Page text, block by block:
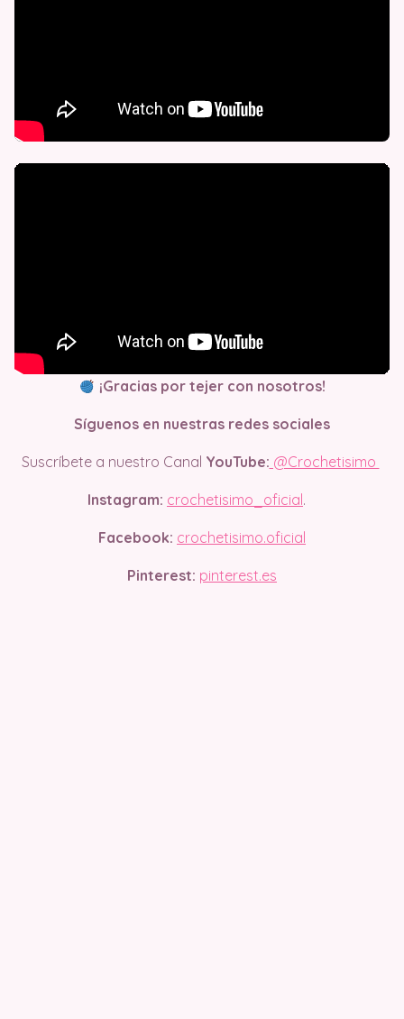
¡Gracias por tejer con nosotros!
Síguenos en nuestras redes sociales
Suscríbete a nuestro Canal YouTube: @Crochetisimo
Instagram: crochetisimo_oficial .
Facebook: crochetisimo.oficial
Pinterest: pinterest.es